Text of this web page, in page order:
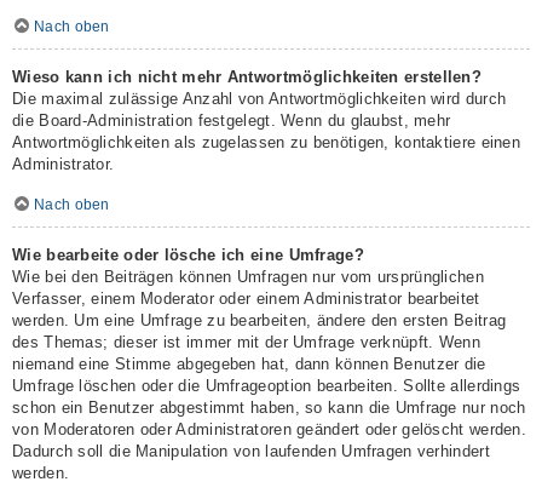
Nach oben
Wieso kann ich nicht mehr Antwortmöglichkeiten erstellen?
Die maximal zulässige Anzahl von Antwortmöglichkeiten wird durch
die Board-Administration festgelegt. Wenn du glaubst, mehr
Antwortmöglichkeiten als zugelassen zu benötigen, kontaktiere einen
Administrator.
Nach oben
Wie bearbeite oder lösche ich eine Umfrage?
Wie bei den Beiträgen können Umfragen nur vom ursprünglichen
Verfasser, einem Moderator oder einem Administrator bearbeitet
werden. Um eine Umfrage zu bearbeiten, ändere den ersten Beitrag
des Themas; dieser ist immer mit der Umfrage verknüpft. Wenn
niemand eine Stimme abgegeben hat, dann können Benutzer die
Umfrage löschen oder die Umfrageoption bearbeiten. Sollte allerdings
schon ein Benutzer abgestimmt haben, so kann die Umfrage nur noch
von Moderatoren oder Administratoren geändert oder gelöscht werden.
Dadurch soll die Manipulation von laufenden Umfragen verhindert
werden.